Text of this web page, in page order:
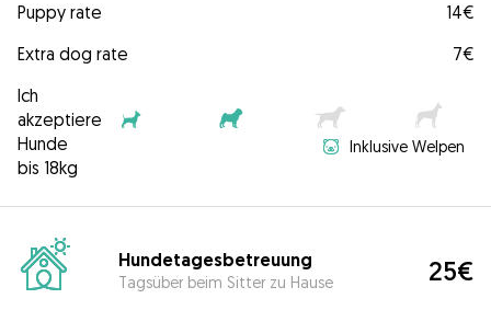
Puppy rate
14€
Extra dog rate
7€
Ich
akzeptiere
Hunde
bis 18kg
Inklusive Welpen
Hundetagesbetreuung
Tagsüber beim Sitter zu Hause 25€